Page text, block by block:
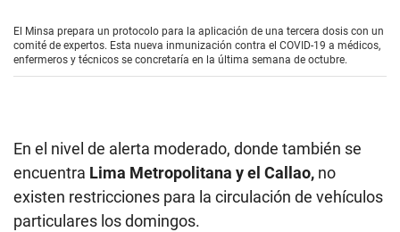
e
c
o
0
s
e
c
o
d
El Minsa prepara un protocolo para la aplicación de una tercera dosis con un
comité de expertos. Esta nueva inmunización contra el COVID-19 a médicos,
enfermeros y técnicos se concretaría en la última semana de octubre.
En el nivel de alerta moderado, donde también se
encuentra Lima Metropolitana y el Callao, no
existen restricciones para la circulación de vehículos
particulares los domingos.